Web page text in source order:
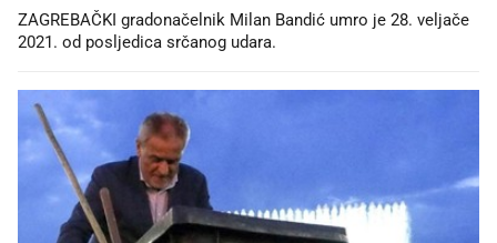
ZAGREBAČKI gradonačelnik Milan Bandić umro je 28. veljače
2021. od posljedica srčanog udara.